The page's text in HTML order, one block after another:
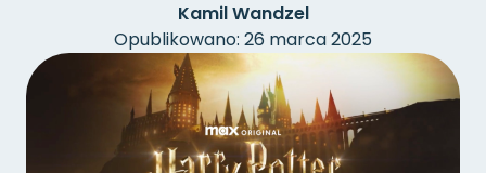
Kamil Wandzel
Opublikowano: 26 marca 2025